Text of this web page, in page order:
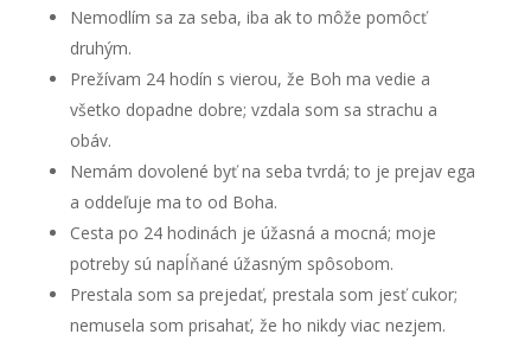
Nemodlím sa za seba, iba ak to môže pomôcť
druhým.
Prežívam 24 hodín s vierou, že Boh ma vedie a
všetko dopadne dobre; vzdala som sa strachu a
obáv.
Nemám dovolené byť na seba tvrdá; to je prejav ega
a oddeľuje ma to od Boha.
Cesta po 24 hodinách je úžasná a mocná; moje
potreby sú napĺňané úžasným spôsobom.
Prestala som sa prejedať, prestala som jesť cukor;
nemusela som prisahať, že ho nikdy viac nezjem.